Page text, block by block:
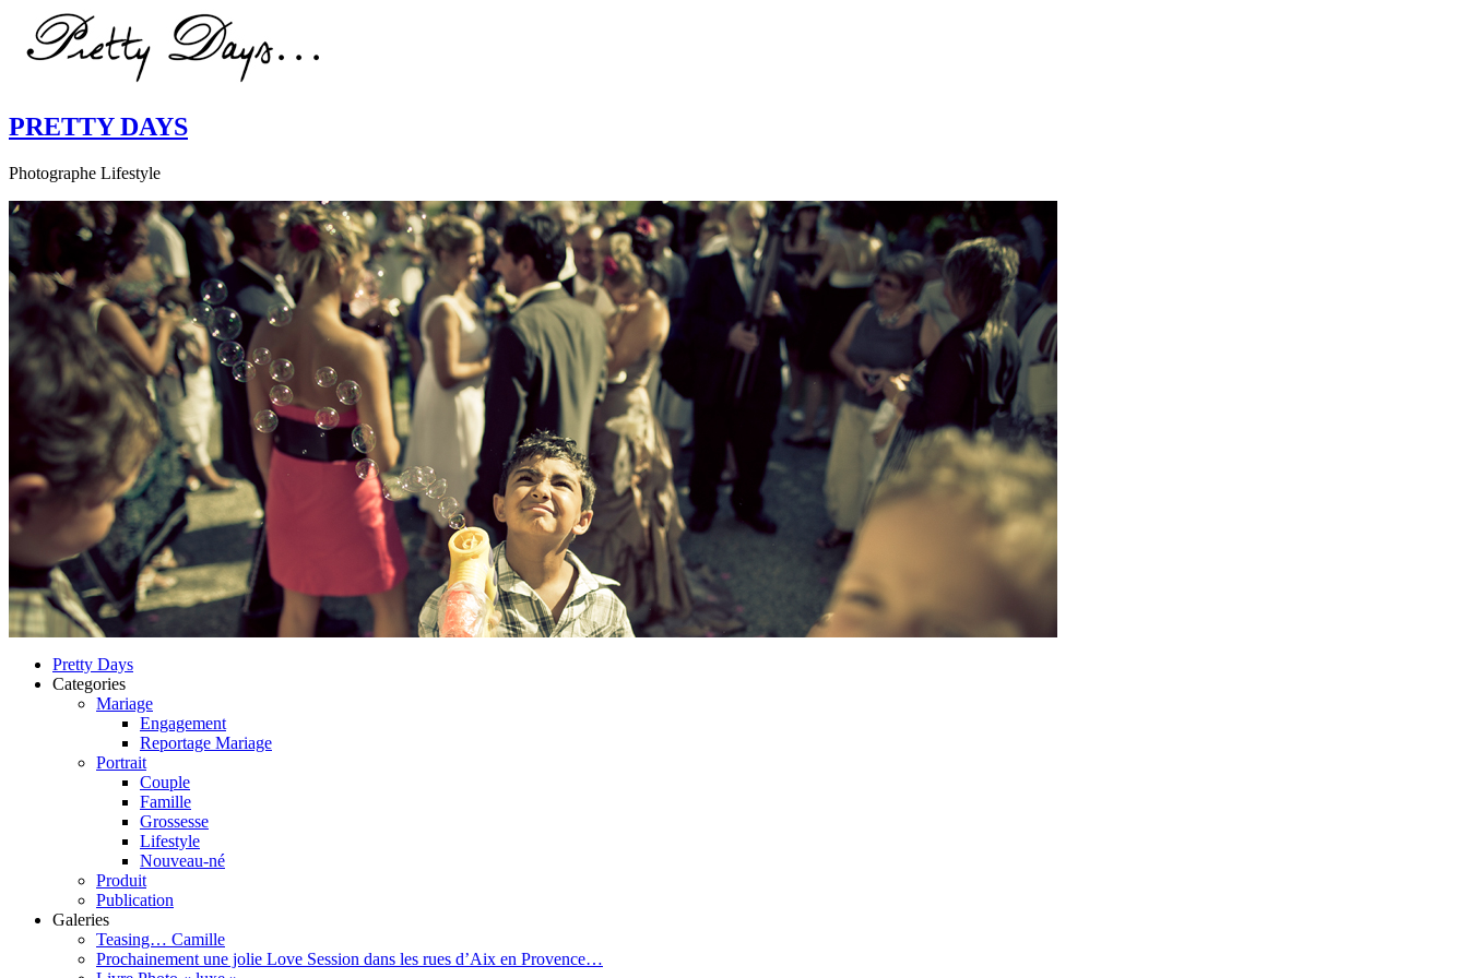
PRETTY DAYS
Photographe Lifestyle
Pretty Days
Categories
Mariage
Engagement
Reportage Mariage
Portrait
Couple
Famille
Grossesse
Lifestyle
Nouveau-né
Produit
Publication
Galeries
Teasing… Camille
Prochainement une jolie Love Session dans les rues d’Aix en Provence…